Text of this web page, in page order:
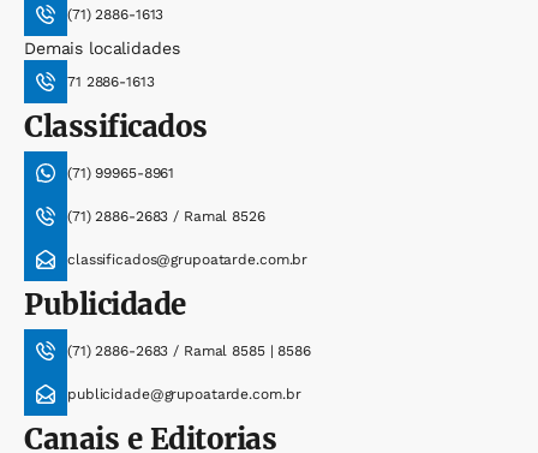
(71) 2886-1613
Demais localidades
71 2886-1613
Classificados
(71) 99965-8961
(71) 2886-2683 / Ramal 8526
classificados@grupoatarde.com.br
Publicidade
(71) 2886-2683 / Ramal 8585 | 8586
publicidade@grupoatarde.com.br
Canais e Editorias